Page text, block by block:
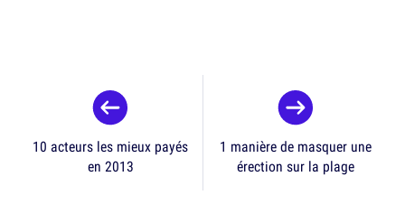
10 acteurs les mieux payés
en 2013
1 manière de masquer une
érection sur la plage